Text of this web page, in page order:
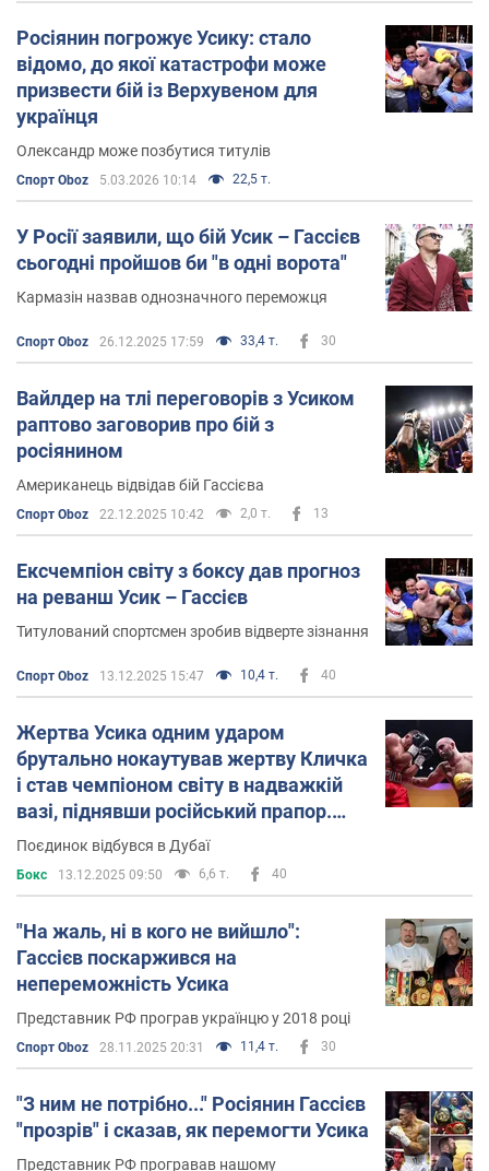
Росіянин погрожує Усику: стало
відомо, до якої катастрофи може
призвести бій із Верхувеном для
українця
Олександр може позбутися титулів
Спорт Oboz 5.03.2026 10:14 22,5 т.
У Росії заявили, що бій Усик – Гассієв
сьогодні пройшов би "в одні ворота"
Кармазін назвав однозначного переможця
Спорт Oboz 26.12.2025 17:59 33,4 т. 30
Вайлдер на тлі переговорів з Усиком
раптово заговорив про бій з
росіянином
Американець відвідав бій Гассієва
Спорт Oboz 22.12.2025 10:42 2,0 т. 13
Ексчемпіон світу з боксу дав прогноз
на реванш Усик – Гассієв
Титулований спортсмен зробив відверте зізнання
Спорт Oboz 13.12.2025 15:47 10,4 т. 40
Жертва Усика одним ударом
брутально нокаутував жертву Кличка
і став чемпіоном світу в надважкій
вазі, піднявши російський прапор.
Відео
Поєдинок відбувся в Дубаї
Бокс 13.12.2025 09:50 6,6 т. 40
"На жаль, ні в кого не вийшло":
Гассієв поскаржився на
непереможність Усика
Представник РФ програв українцю у 2018 році
Спорт Oboz 28.11.2025 20:31 11,4 т. 30
"З ним не потрібно..." Росіянин Гассієв
"прозрів" і сказав, як перемогти Усика
Представник РФ програвав нашому